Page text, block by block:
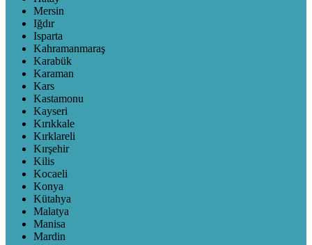
Mersin
Iğdır
Isparta
Kahramanmaraş
Karabük
Karaman
Kars
Kastamonu
Kayseri
Kırıkkale
Kırklareli
Kırşehir
Kilis
Kocaeli
Konya
Kütahya
Malatya
Manisa
Mardin